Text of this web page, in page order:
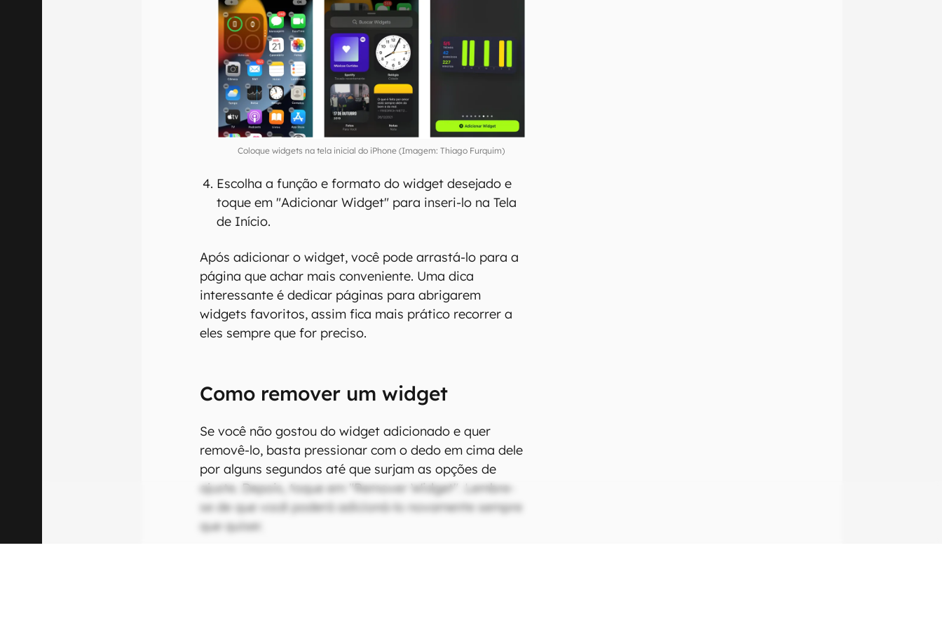
Coloque widgets na tela inicial do iPhone (Imagem: Thiago Furquim)
Escolha a função e formato do widget desejado e
toque em "Adicionar Widget" para inseri-lo na Tela
de Início.
Após adicionar o widget, você pode arrastá-lo para a
página que achar mais conveniente. Uma dica
interessante é dedicar páginas para abrigarem
widgets favoritos, assim fica mais prático recorrer a
eles sempre que for preciso.
Como remover um widget
Se você não gostou do widget adicionado e quer
removê-lo, basta pressionar com o dedo em cima dele
por alguns segundos até que surjam as opções de
ajuste. Depois, toque em "Remover Widget". Lembre-
se de que você poderá adicioná-lo novamente sempre
que quiser.